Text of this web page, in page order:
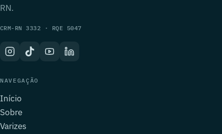
RN.
CRM-RN 3332 · RQE 5047
NAVEGAÇÃO
Início
Sobre
Varizes